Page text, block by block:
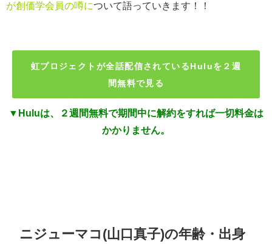
が創価学会員の噂について語っていきます！！
虹プロジェクトが全話配信されているHuluを２週
間無料で見る
▼Huluは、２週間無料で期間中に解約をすれば一切料金は
かかりません。
ニジューマコ(山口真子)の年齢・出身